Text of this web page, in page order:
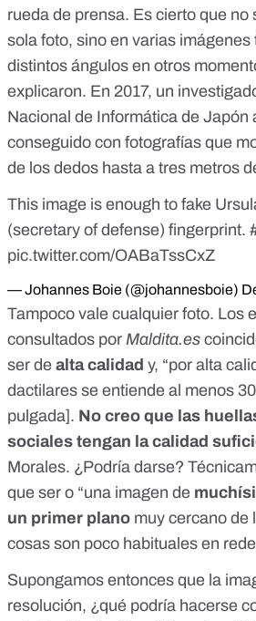
rueda de prensa. Es cierto que no
sola foto, sino en varias imágenes
distintos ángulos en otros
explicaron. En 2017, un
Nacional de Informática de Japón
conseguido con fotografías que
de los dedos hasta a tres metros
This image is enough to fake
(secretary of defense) fingerprint.
pic.twitter.com/OABaTssCxZ
— Johannes Boie (@johannesboie)
Tampoco vale cualquier foto. Los
consultados por Maldita.es
ser de alta calidad y, “por alta
dactilares se entiende al menos
pulgada]. No creo que las
sociales tengan la calidad
Morales. ¿Podría darse?
que ser o “una imagen de
un primer plano muy cercano de
cosas son poco habituales en
Supongamos entonces que la
resolución, ¿qué podría hacerse